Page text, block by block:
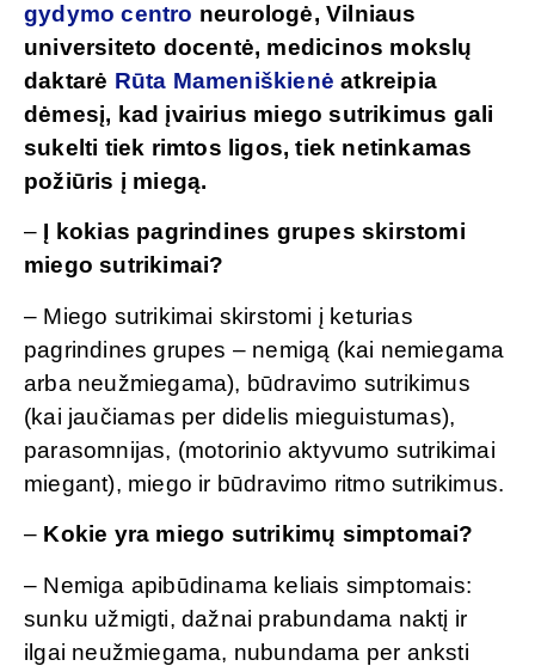
gydymo centro neurologė, Vilniaus
universiteto docentė, medicinos mokslų
daktarė Rūta Mameniškienė atkreipia
dėmesį, kad įvairius miego sutrikimus gali
sukelti tiek rimtos ligos, tiek netinkamas
požiūris į miegą.
– Į kokias pagrindines grupes skirstomi
miego sutrikimai?
– Miego sutrikimai skirstomi į keturias
pagrindines grupes – nemigą (kai nemiegama
arba neužmiegama), būdravimo sutrikimus
(kai jaučiamas per didelis mieguistumas),
parasomnijas, (motorinio aktyvumo sutrikimai
miegant), miego ir būdravimo ritmo sutrikimus.
– Kokie yra miego sutrikimų simptomai?
– Nemiga apibūdinama keliais simptomais:
sunku užmigti, dažnai prabundama naktį ir
ilgai neužmiegama, nubundama per anksti